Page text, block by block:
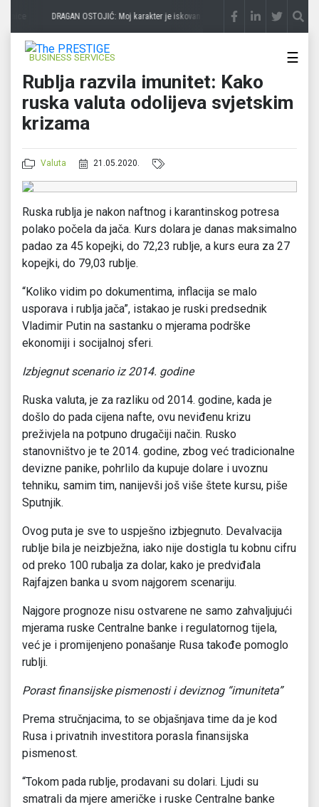
DRAGAN OSTOJIĆ: Moj karakter je iskovan na Majevici prije 2 sedmice
BUSINESS SERVICES ☰
Rublja razvila imunitet: Kako
ruska valuta odolijeva svjetskim
krizama
Valuta 21.05.2020.
Ruska rublja je nakon naftnog i karantinskog potresa
polako počela da jača. Kurs dolara je danas maksimalno
padao za 45 kopejki, do 72,23 rublje, a kurs eura za 27
kopejki, do 79,03 rublje.
“Koliko vidim po dokumentima, inflacija se malo
usporava i rublja jača”, istakao je ruski predsednik
Vladimir Putin na sastanku o mjerama podrške
ekonomiji i socijalnoj sferi.
Izbjegnut scenario iz 2014. godine
Ruska valuta, je za razliku od 2014. godine, kada je
došlo do pada cijena nafte, ovu neviđenu krizu
preživjela na potpuno drugačiji način. Rusko
stanovništvo je te 2014. godine, zbog već tradicionalne
devizne panike, pohrlilo da kupuje dolare i uvoznu
tehniku, samim tim, nanijevši još više štete kursu, piše
Sputnjik.
Ovog puta je sve to uspješno izbjegnuto. Devalvacija
rublje bila je neizbježna, iako nije dostigla tu kobnu cifru
od preko 100 rubalja za dolar, kako je predviđala
Rajfajzen banka u svom najgorem scenariju.
Najgore prognoze nisu ostvarene ne samo zahvaljujući
mjerama ruske Centralne banke i regulatornog tijela,
već je i promijenjeno ponašanje Rusa takođe pomoglo
rublji.
Porast finansijske pismenosti i deviznog “imuniteta”
Prema stručnjacima, to se objašnjava time da je kod
Rusa i privatnih investitora porasla finansijska
pismenost.
“Tokom pada rublje, prodavani su dolari. Ljudi su
smatrali da mjere američke i ruske Centralne banke